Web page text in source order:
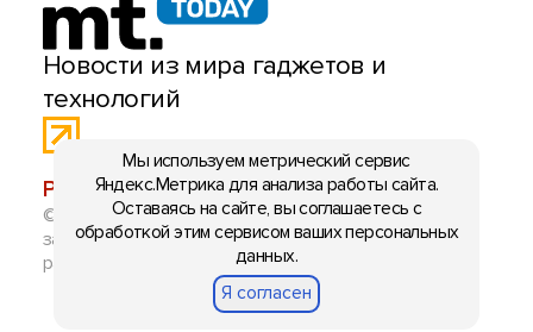
Новости из мира гаджетов и
технологий
РЕКЛАМА:mobiltelefon.ru@gmail.com
© 2006-2026 mt.today \ mobiltelefon.ru. Все права
защищены. Использование материалов с сайта
разрешено при указании ссылки на данный ресурс.
Мы используем метрический сервис
Яндекс.Метрика для анализа работы сайта.
Оставаясь на сайте, вы соглашаетесь с
обработкой этим сервисом ваших персональных
данных.
Я согласен